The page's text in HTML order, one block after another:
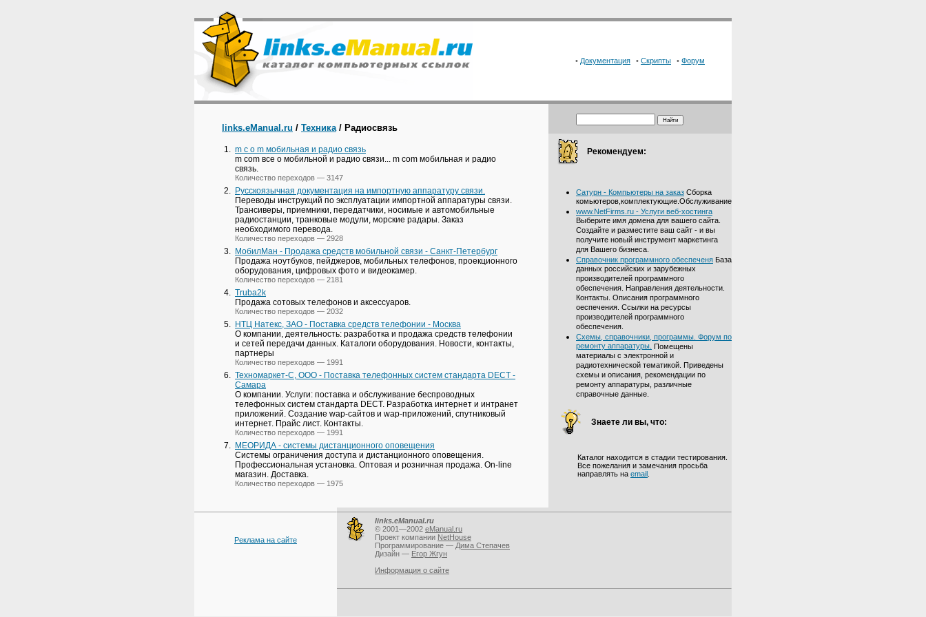
• Документация • Скрипты • Форум
links.eManual.ru / Техника/ Радиосвязь
1.
m c o m мобильная и радио связь
m com все о мобильной и радио связи... m com мобильная и радио
связь.
Количество переходов — 3147
2.
Русскоязычная документация на импортную аппаратуру связи.
Переводы инструкций по эксплуатации импортной аппаратуры связи.
Трансиверы, приемники, передатчики, носимые и автомобильные
радиостанции, транковые модули, морские радары. Заказ
необходимого перевода.
Количество переходов — 2928
3.
МобилМан - Продажа средств мобильной связи - Санкт-Петербург
Продажа ноутбуков, пейджеров, мобильных телефонов, проекционного
оборудования, цифровых фото и видеокамер.
Количество переходов — 2181
4.
Truba2k
Продажа сотовых телефонов и аксессуаров.
Количество переходов — 2032
5.
НТЦ Натекс, ЗАО - Поставка средств телефонии - Москва
О компании, деятельность: разработка и продажа средств телефонии
и сетей передачи данных. Каталоги оборудования. Новости, контакты,
партнеры
Количество переходов — 1991
6.
Техномаркет-С, ООО - Поставка телефонных систем стандарта DECT -
Самара
О компании. Услуги: поставка и обслуживание беспроводных
телефонных систем стандарта DECT. Разработка интернет и интранет
приложений. Создание wap-сайтов и wap-приложений, спутниковый
интернет. Прайс лист. Контакты.
Количество переходов — 1991
7.
МЕОРИДА - системы дистанционного оповещения
Системы ограничения доступа и дистанционного оповещения.
Профессиональная установка. Оптовая и розничная продажа. On-line
магазин. Доставка.
Количество переходов — 1975
Рекомендуем:
Сатурн - Компьютеры на заказ Сборка
комьютеров,комплектующие.Обслуживание
www.NetFirms.ru - Услуги веб-хостинга
Выберите имя домена для вашего сайта.
Создайте и разместите ваш сайт - и вы
получите новый инструмент маркетинга
для Вашего бизнеса.
Справочник программного обеспеченя База
данных российских и зарубежных
производителей программного
обеспечения. Направления деятельности.
Контакты. Описания программного
оеспечения. Ссылки на ресурсы
производителей программного
обеспечения.
Схемы, справочники, программы. Форум по
ремонту аппаратуры. Помещены
материалы с электронной и
радиотехнической тематикой. Приведены
схемы и описания, рекомендации по
ремонту аппаратуры, различные
справочные данные.
Знаете ли вы, что:
Каталог находится в стадии тестирования.
Все пожелания и замечания просьба
направлять на email
Реклама на сайте
links.eManual.ru
© 2001—2002 eManual.ru
Проект компании NetHouse
Программирование — Дима Степачев
Дизайн — Егор Жгун
Информация о сайте